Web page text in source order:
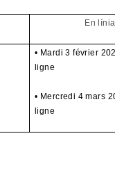
En
• Mardi 3 février
ligne
• Mercredi 4 mars
ligne